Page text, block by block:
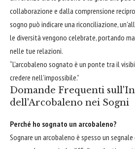
collaborazione e dalla comprensione
sogno può indicare una riconciliazione,
le diversità vengono celebrate, portando
nelle tue relazioni.
“L’arcobaleno sognato è un ponte tra il
credere nell’impossibile.”
Domande Frequenti
dell'Arcobaleno nei Sogni
Perché ho sognato un arcobaleno?
Sognare un arcobaleno è spesso un